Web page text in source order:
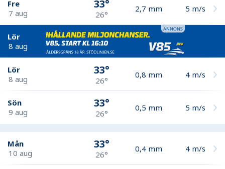
Fre
7 aug
33°
26°
2,7 mm 5 m/s
Lör
8 aug
Lör
8 aug
33°
26°
0,8 mm 4 m/s
Sön
9 aug
33°
26°
0,5 mm 5 m/s
Mån
10 aug
33°
26°
0,4 mm 4 m/s